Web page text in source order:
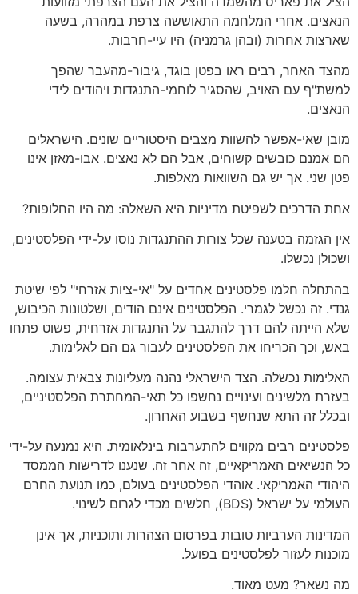
הנאצים. אחרי המלחמה התאוששה צרפת במהרה, בשעה
שארצות אחרות (ובהן גרמניה) היו עיי-חרבות.
מהצד האחר, רבים ראו בפטן בוגד, גיבור-מהעבר שהפך
למשת"ף עם האויב, שהסגיר לוחמי-התנגדות ויהודים לידי
הנאצים.
מובן שאי-אפשר להשוות מצבים היסטוריים שונים. הישראלים
הם אמנם כובשים קשוחים, אבל הם לא נאצים. אבו-מאזן אינו
פטן שני. אך יש גם השוואות מאלפות.
אחת הדרכים לשפיטת מדיניות היא השאלה: מה היו החלופות?
אין הגזמה בטענה שכל צורות ההתנגדות נוסו על-ידי הפלסטינים,
ושכולן נכשלו.
בהתחלה חלמו פלסטינים אחדים על "אי-ציות אזרחי" לפי שיטת
גנדי. זה נכשל לגמרי. הפלסטינים אינם הודים, ושלטונות הכיבוש,
שלא הייתה להם דרך להתגבר על התנגדות אזרחית, פשוט פתחו
באש, וכך הכריחו את הפלסטינים לעבור גם הם לאלימות.
האלימות נכשלה. הצד הישראלי נהנה מעליונות צבאית עצומה.
בעזרת מלשינים ועינויים נחשפו כל תאי-המחתרת הפלסטיניים,
ובכלל זה התא שנחשף בשבוע האחרון.
פלסטינים רבים מקווים להתערבות בינלאומית. היא נמנעה על-ידי
כל הנשיאים האמריקאיים, זה אחר זה. שנענו לדרישות הממסד
היהודי האמריקאי. אוהדי הפלסטינים בעולם, כמו תנועת החרם
העולמי על ישראל (BDS), חלשים מכדי לגרום לשינוי.
המדינות הערביות טובות בפרסום הצהרות ותוכניות, אך אינן
מוכנות לעזור לפלסטינים בפועל.
מה נשאר? מעט מאוד.